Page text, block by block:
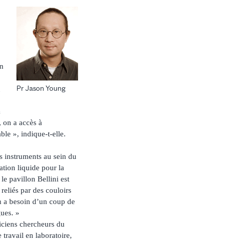
Pr Jason Young
a accès à
», indique-t-elle.
instruments au sein du
liquide pour la
le pavillon Bellini est
par des couloirs
besoin d’un coup de
»
chercheurs du
travail en laboratoire,